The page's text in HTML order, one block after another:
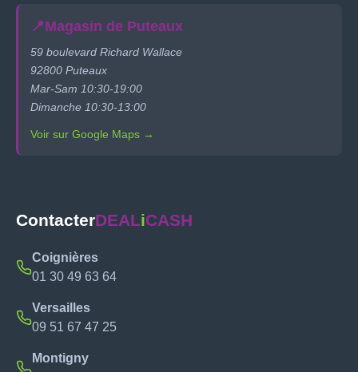
📍Magasin de Puteaux
59 boulevard Richard Wallace
92800 Puteaux
Mar-Sam 10:30-19:00
Dimanche 10:30-13:00
Voir sur Google Maps →
ContacterDEALiCASH
Coignières
01 30 49 63 64
Versailles
09 51 67 47 25
Montigny